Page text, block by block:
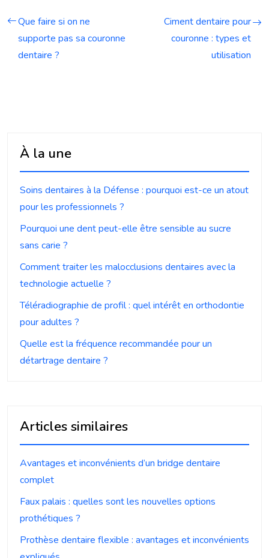
Que faire si on ne
supporte pas sa couronne
dentaire ?
Ciment dentaire pour
couronne : types et
utilisation
À la une
Soins dentaires à la Défense : pourquoi est-ce un atout
pour les professionnels ?
Pourquoi une dent peut-elle être sensible au sucre
sans carie ?
Comment traiter les malocclusions dentaires avec la
technologie actuelle ?
Téléradiographie de profil : quel intérêt en orthodontie
pour adultes ?
Quelle est la fréquence recommandée pour un
détartrage dentaire ?
Articles similaires
Avantages et inconvénients d’un bridge dentaire
complet
Faux palais : quelles sont les nouvelles options
prothétiques ?
Prothèse dentaire flexible : avantages et inconvénients